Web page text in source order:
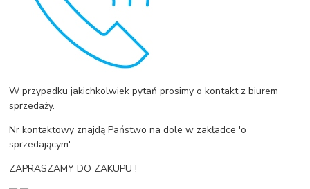
W przypadku jakichkolwiek pytań prosimy o kontakt z biurem
sprzedaży.
Nr kontaktowy znajdą Państwo na dole w zakładce 'o
sprzedającym'.
ZAPRASZAMY DO ZAKUPU !